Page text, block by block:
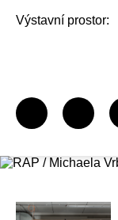
Výstavní prostor: